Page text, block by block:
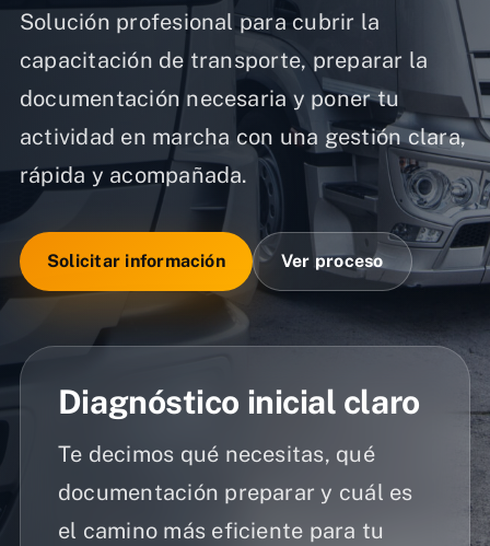
Solución profesional para cubrir la
capacitación de transporte, preparar la
documentación necesaria y poner tu
actividad en marcha con una gestión clara,
rápida y acompañada.
Solicitar información Ver proceso
Diagnóstico inicial claro
Te decimos qué necesitas, qué
documentación preparar y cuál es
el camino más eficiente para tu